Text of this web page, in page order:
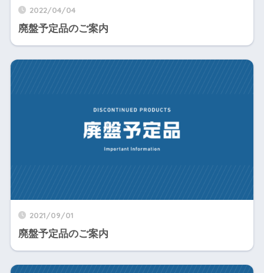
2022/04/04
廃盤予定品のご案内
2021/09/01
廃盤予定品のご案内